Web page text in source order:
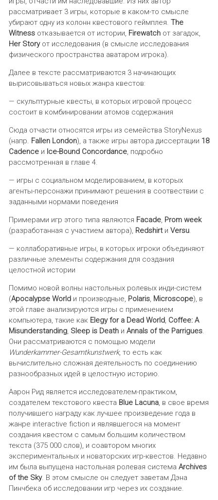
рассматривает 3 игры, которые в каком-то смысле
убирают одну из колонн квестового геймплея. The
Witness отказывается от истории, Firewatchот загадок,
Her Storyот исследования (в смысле исследования
физического пространства аватаром игрока).
Далее в тексте рассматриваются 3 начинающих
вырисовываться новых жанра квестов:
— скульптурные квесты, в которых игровой процесс
состоит в комбинировании атомов содержания
Сюда отчасти относятся игры из семейства StoryNexus
(напр. Fallen London), а также игры автора диссертации 18
Cadenceи Ice-Bound Concordance, подробно
рассмотренная в главе 4.
— игры с социальном моделированием, в которых
агенты-персонажи принимают решения в соотвествии с
заданными нормами поведения
Примерами игр этого типа являются Facade, Prom week
(разработанная с участием автора), Redshirtи Versu.
— коллаборативные игры, в которых игроки объединяют
различные элементы содержания для создания
целостной истории
Помимо новой волны настольных ролевых инди-систем
(Apocalypse Worldи производные, Polaris, Microscope), в
этой главе анализируются игры с применением
компьютера, такие как Elegy for a Dead World, Coffee: A
Misunderstanding, Sleep is Deathи Annals of the Parrigues.
Они рассматриваются с помощью модели
Wunderkammer-Gesamtkunstwerk, то есть как
вычислительно сложная деятельность по соединению
разнообразных идей в целостную историю.
Аарон Рид является исследователем-практиком,
создателем текстового квеста Blue Lacuna, в свое время
получившего награду как лучшее произведение года в
жанре interactive fiction и являвшегося на момент
создания квестом с самым большим количеством
текста (375 000 слов), и соавтором многих
экспериментальных и новаторских игр-квестов. Недавно
им была выпущена настольная ролевая система Archives
of the Sky. В этом смысле он следует заветам Дэна
Пинчбека об исследовании игр через их создание.